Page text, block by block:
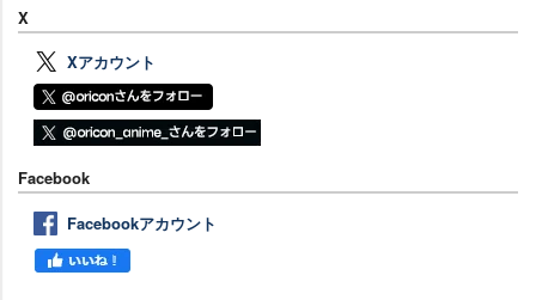
X
Xアカウント
Facebook
Facebookアカウント